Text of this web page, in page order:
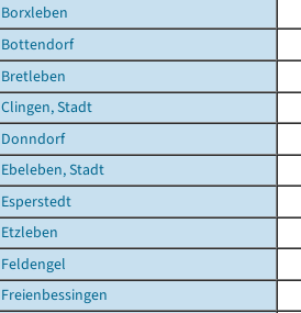
Borxleben
Bottendorf
Bretleben
Clingen, Stadt
Donndorf
Ebeleben, Stadt
Esperstedt
Etzleben
Feldengel
Freienbessingen